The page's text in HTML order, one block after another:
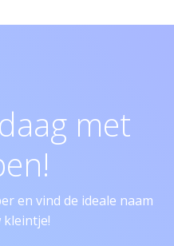
met
en vind de ideale naam